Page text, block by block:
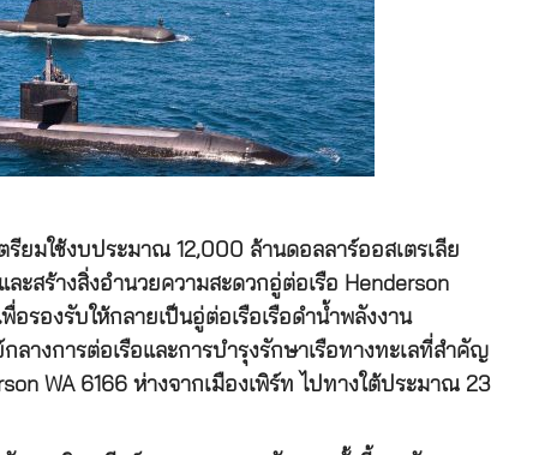
ยมใช้งบประมาณ 12,000 ล้านดอลลาร์ออสเตรเลีย
สร้างสิ่งอำนวยความสะดวกอู่ต่อเรือ Henderson
รองรับให้กลายเป็นอู่ต่อเรือเรือดำน้ำพลังงาน
างการต่อเรือและการบำรุงรักษาเรือทางทะเลที่สำคัญ
WA 6166 ห่างจากเมืองเพิร์ท ไปทางใต้ประมาณ 23